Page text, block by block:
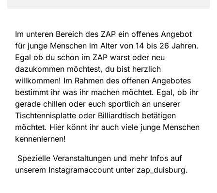
Im unteren Bereich des ZAP ein offenes Angebot
für junge Menschen im Alter von 14 bis 26 Jahren.
Egal ob du schon im ZAP warst oder neu
dazukommen möchtest, du bist herzlich
willkommen! Im Rahmen des offenen Angebotes
bestimmt ihr was ihr machen möchtet. Egal, ob ihr
gerade chillen oder euch sportlich an unserer
Tischtennisplatte oder Billiardtisch betätigen
möchtet. Hier könnt ihr auch viele junge Menschen
kennenlernen!
Spezielle Veranstaltungen und mehr Infos auf
unserem Instagramaccount unter zap_duisburg.